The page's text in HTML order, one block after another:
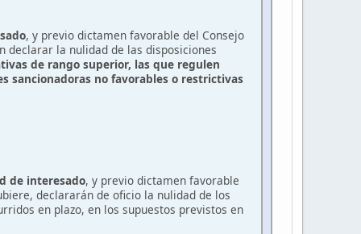
, y previo dictamen favorable del Consejo
declarar la nulidad de las disposiciones
de rango superior, las que regulen
sancionadoras no favorables o restrictivas
de interesado, y previo dictamen favorable
declararán de oficio la nulidad de los
en plazo, en los supuestos previstos en